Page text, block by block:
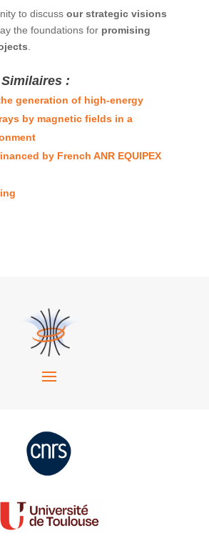
to discuss our strategic visions
the foundations for promising
:
generation of high-energy
by magnetic fields in a
by French ANR EQUIPEX